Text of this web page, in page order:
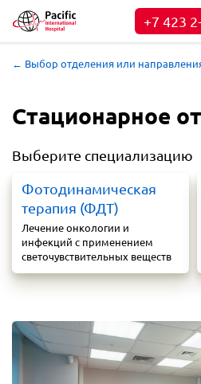
+7 423
← Выбор отделения или
Стационарное
Выберите специализацию
Фотодинамическая
терапия (ФДТ)
Лечение онкологии и
инфекций с применением
светочувствительных веществ